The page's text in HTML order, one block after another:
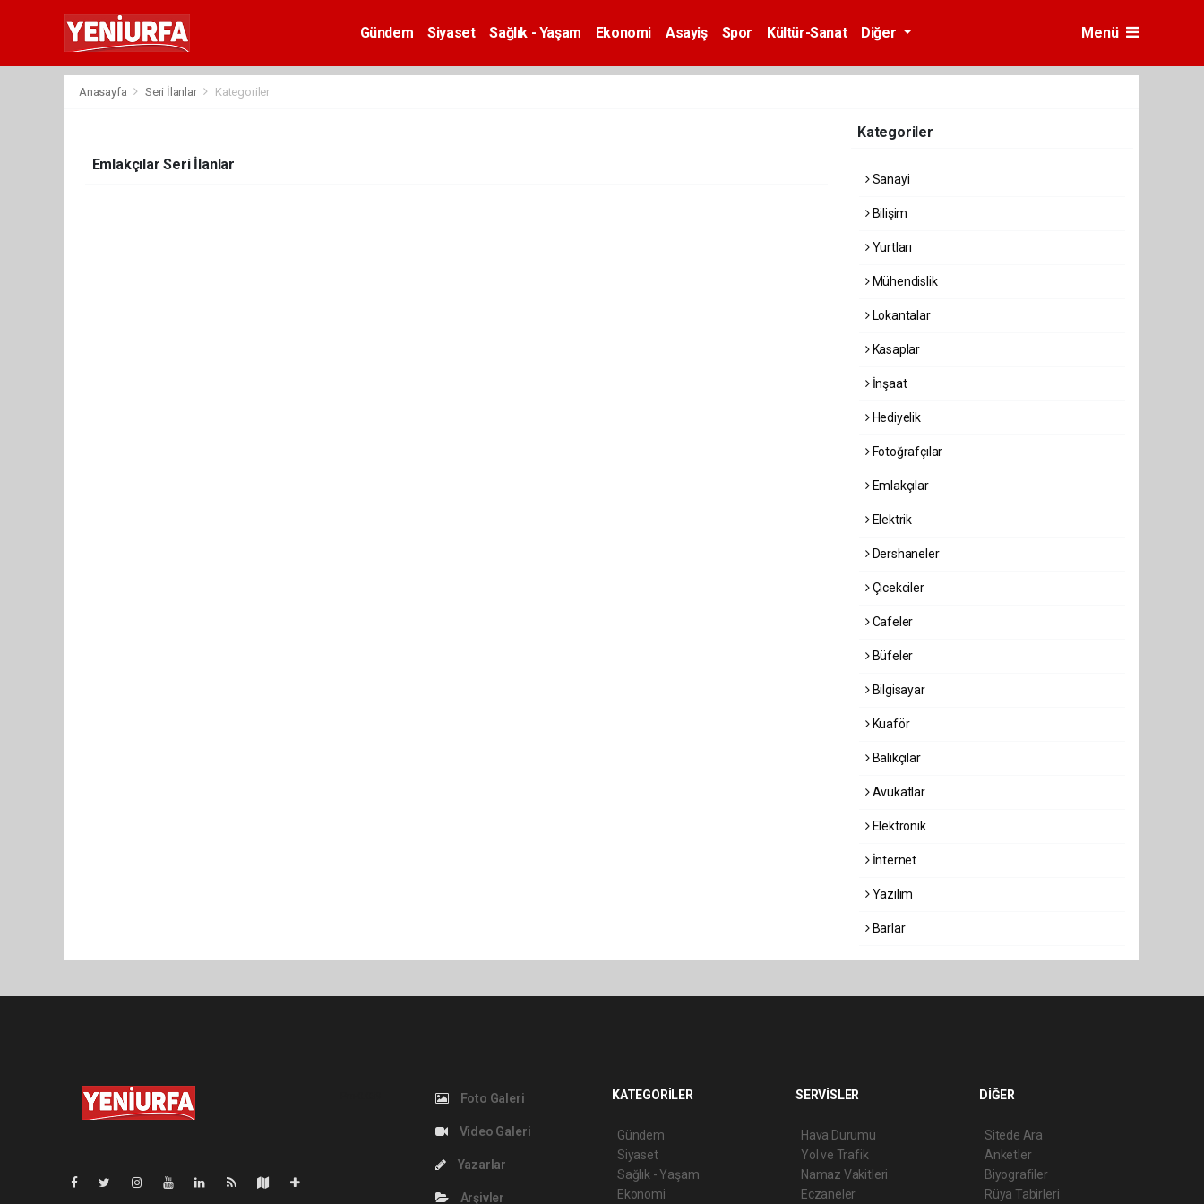
Gündem Siyaset Sağlık - Yaşam Ekonomi Asayiş Spor Kültür-Sanat Diğer Menü
Anasayfa Seri İlanlar Kategoriler
Emlakçılar Seri İlanlar
Kategoriler
Sanayi
Bilişim
Yurtları
Mühendislik
Lokantalar
Kasaplar
İnşaat
Hediyelik
Fotoğrafçılar
Emlakçılar
Elektrik
Dershaneler
Çicekciler
Cafeler
Büfeler
Bilgisayar
Kuaför
Balıkçılar
Avukatlar
Elektronik
İnternet
Yazılım
Barlar
Foto Galeri
Video Galeri
Yazarlar
Arşivler
KATEGORİLER
Gündem
Siyaset
Sağlık - Yaşam
Ekonomi
SERVİSLER
Hava Durumu
Yol ve Trafik
Namaz Vakitleri
Eczaneler
DİĞER
Sitede Ara
Anketler
Biyografiler
Rüya Tabirleri